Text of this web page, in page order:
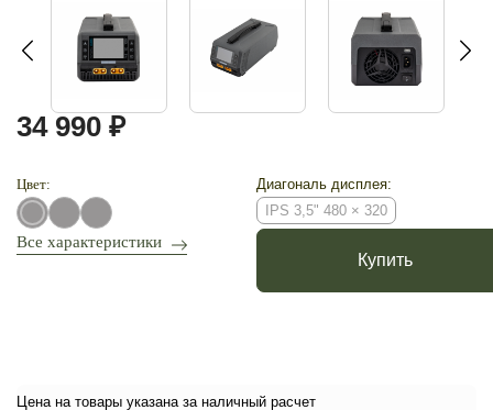
34 990 ₽
Цвет:
Диагональ дисплея:
IPS 3,5" 480 × 320
Все характеристики
Купить
Цена на товары указана за наличный расчет